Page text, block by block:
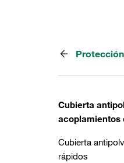
Cubierta
acoplamientos
Cubierta
rápidos